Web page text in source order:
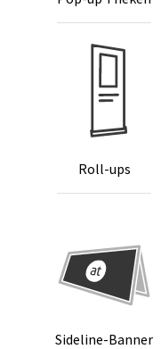
Roll-ups
Si­de­li­ne-Ban­ner